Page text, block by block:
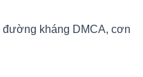
đường kháng DMCA, cơn